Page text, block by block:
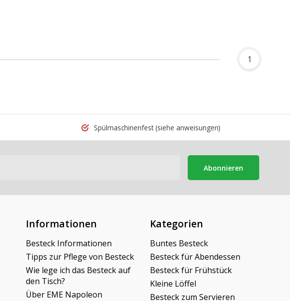
1
Spülmaschinenfest(siehe anweisungen)
Abonnieren
Informationen
Besteck Informationen
Tipps zur Pflege von Besteck
Wie lege ich das Besteck auf
den Tisch?
Über EME Napoleon
Kategorien
Buntes Besteck
Besteck für Abendessen
Besteck für Frühstück
Kleine Löffel
Besteck zum Servieren